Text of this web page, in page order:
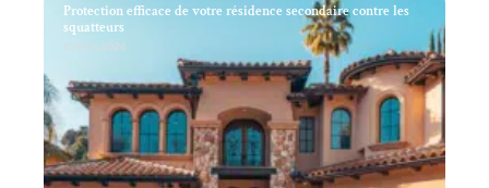
Protection efficace de votre résidence secondaire contre les
squatteurs
11 mars 2026